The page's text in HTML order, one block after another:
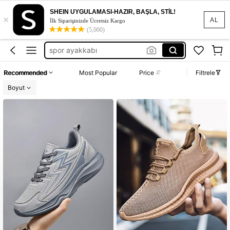
AL
×
SHEIN UYGULAMASI-HAZIR, BAŞLA, STİL!
İlk Siparişinizde Ücretsiz Kargo
(5,000)
erkek spor ayakkabı
erkek ayakkabı
ayakkabı erkek
spor ayakkabı
erkek ayakkabı
Recommended Most Popular Price
Filtrele
Boyut